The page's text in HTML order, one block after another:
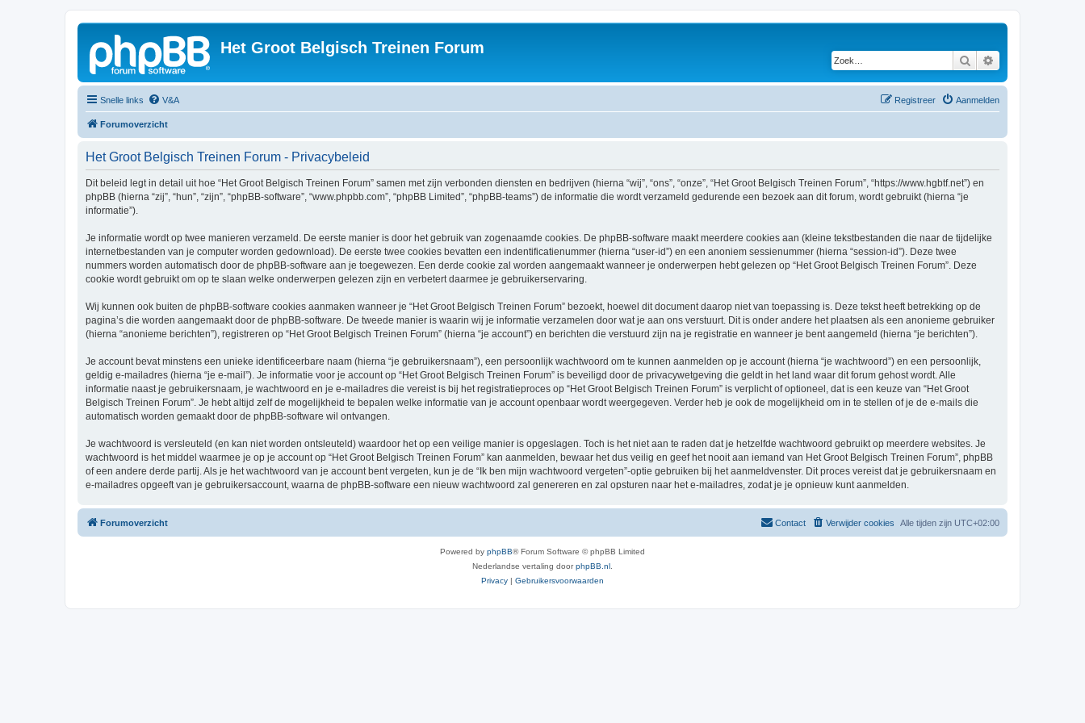
Het Groot Belgisch Treinen Forum
Zoek
Snelle links V&A Aanmelden
Registreer
Forumoverzicht
Het Groot Belgisch Treinen Forum - Privacybeleid
Dit beleid legt in detail uit hoe “Het Groot Belgisch Treinen Forum” samen met zijn verbonden diensten en bedrijven (hierna “wij”, “ons”, “onze”, “Het Groot Belgisch Treinen Forum”, “https://www.hgbtf.net”) en
phpBB (hierna “zij”, “hun”, “zijn”, “phpBB-software”, “www.phpbb.com”, “phpBB Limited”, “phpBB-teams”) de informatie die wordt verzameld gedurende een bezoek aan dit forum, wordt gebruikt (hierna “je
informatie”).
Je informatie wordt op twee manieren verzameld. De eerste manier is door het gebruik van zogenaamde cookies. De phpBB-software maakt meerdere cookies aan (kleine tekstbestanden die naar de tijdelijke
internetbestanden van je computer worden gedownload). De eerste twee cookies bevatten een indentificatienummer (hierna “user-id”) en een anoniem sessienummer (hierna “session-id”). Deze twee
nummers worden automatisch door de phpBB-software aan je toegewezen. Een derde cookie zal worden aangemaakt wanneer je onderwerpen hebt gelezen op “Het Groot Belgisch Treinen Forum”. Deze
cookie wordt gebruikt om op te slaan welke onderwerpen gelezen zijn en verbetert daarmee je gebruikerservaring.
Wij kunnen ook buiten de phpBB-software cookies aanmaken wanneer je “Het Groot Belgisch Treinen Forum” bezoekt, hoewel dit document daarop niet van toepassing is. Deze tekst heeft betrekking op de
pagina’s die worden aangemaakt door de phpBB-software. De tweede manier is waarin wij je informatie verzamelen door wat je aan ons verstuurt. Dit is onder andere het plaatsen als een anonieme gebruiker
(hierna “anonieme berichten”), registreren op “Het Groot Belgisch Treinen Forum” (hierna “je account”) en berichten die verstuurd zijn na je registratie en wanneer je bent aangemeld (hierna “je berichten”).
Je account bevat minstens een unieke identificeerbare naam (hierna “je gebruikersnaam”), een persoonlijk wachtwoord om te kunnen aanmelden op je account (hierna “je wachtwoord”) en een persoonlijk,
geldig e-mailadres (hierna “je e-mail”). Je informatie voor je account op “Het Groot Belgisch Treinen Forum” is beveiligd door de privacywetgeving die geldt in het land waar dit forum gehost wordt. Alle
informatie naast je gebruikersnaam, je wachtwoord en je e-mailadres die vereist is bij het registratieproces op “Het Groot Belgisch Treinen Forum” is verplicht of optioneel, dat is een keuze van “Het Groot
Belgisch Treinen Forum”. Je hebt altijd zelf de mogelijkheid te bepalen welke informatie van je account openbaar wordt weergegeven. Verder heb je ook de mogelijkheid om in te stellen of je de e-mails die
automatisch worden gemaakt door de phpBB-software wil ontvangen.
Je wachtwoord is versleuteld (en kan niet worden ontsleuteld) waardoor het op een veilige manier is opgeslagen. Toch is het niet aan te raden dat je hetzelfde wachtwoord gebruikt op meerdere websites. Je
wachtwoord is het middel waarmee je op je account op “Het Groot Belgisch Treinen Forum” kan aanmelden, bewaar het dus veilig en geef het nooit aan iemand van Het Groot Belgisch Treinen Forum”, phpBB
of een andere derde partij. Als je het wachtwoord van je account bent vergeten, kun je de “Ik ben mijn wachtwoord vergeten”-optie gebruiken bij het aanmeldvenster. Dit proces vereist dat je gebruikersnaam en
e-mailadres opgeeft van je gebruikersaccount, waarna de phpBB-software een nieuw wachtwoord zal genereren en zal opsturen naar het e-mailadres, zodat je je opnieuw kunt aanmelden.
Forumoverzicht Alle tijden zijn UTC+02:00
Verwijder cookies
Contact
Powered by phpBB® Forum Software © phpBB Limited
Nederlandse vertaling doorphpBB.nl
Privacy | Gebruikersvoorwaarden